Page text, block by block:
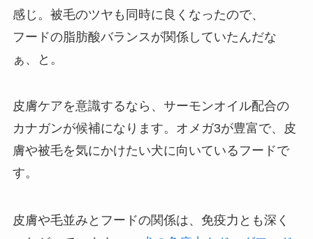
感じ。被毛のツヤも同時に良くなったので、
フードの脂肪酸バランスが関係していたんだな
ぁ、と。
皮膚ケアを意識するなら、サーモンオイル配合の
カナガンが候補になります。オメガ3が豊富で、皮
膚や被毛を気にかけたい犬に向いているフードで
す。
皮膚や毛並みとフードの関係は、免疫力とも深く